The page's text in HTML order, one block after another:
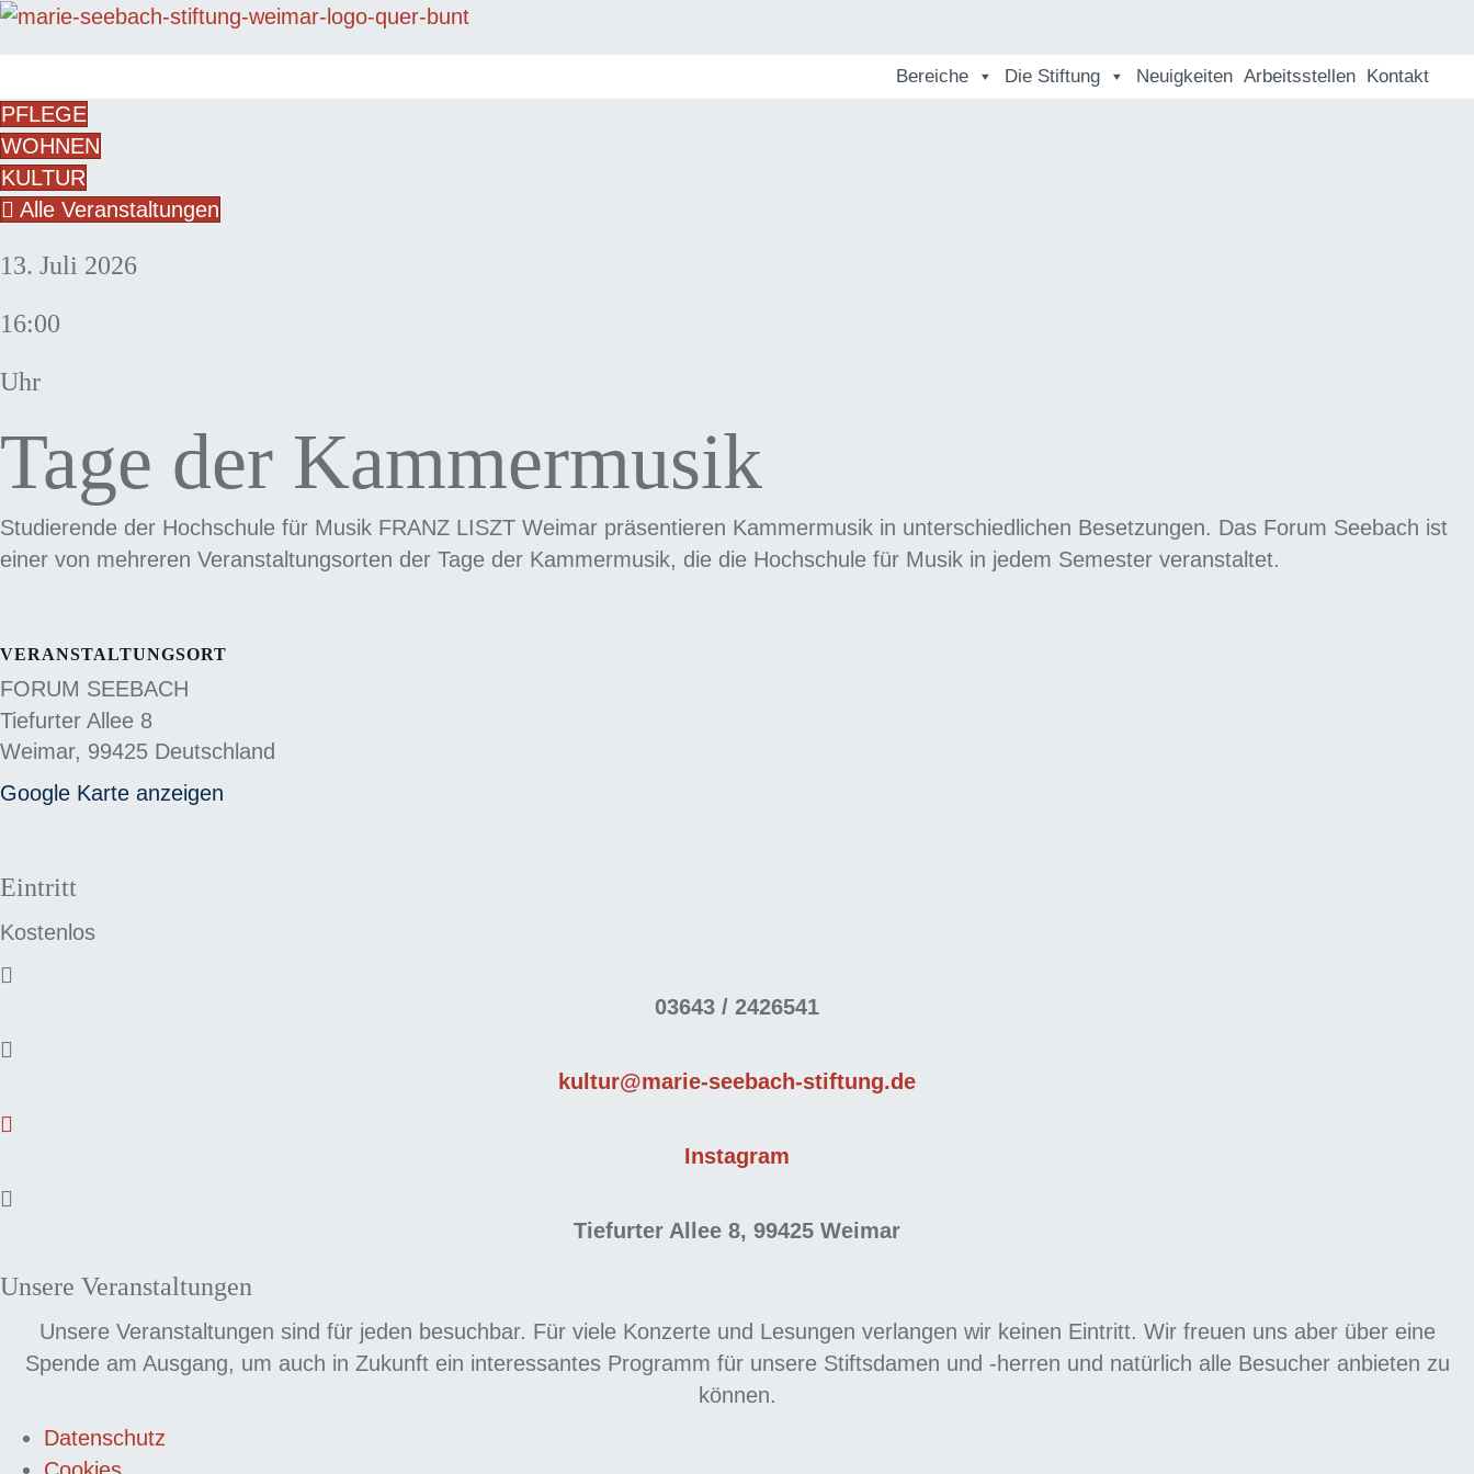
Bereiche Die Stiftung Neuigkeiten Arbeitsstellen Kontakt
PFLEGE
WOHNEN
KULTUR
Alle Veranstaltungen
13. Juli 2026
16:00
Uhr
Tage der Kammermusik
Studierende der Hochschule für Musik FRANZ LISZT Weimar präsentieren Kammermusik in unterschiedlichen Besetzungen. Das Forum Seebach ist
einer von mehreren Veranstaltungsorten der Tage der Kammermusik, die die Hochschule für Musik in jedem Semester veranstaltet.
VERANSTALTUNGSORT
FORUM SEEBACH
Tiefurter Allee 8
Weimar, 99425 Deutschland
Google Karte anzeigen
Eintritt
Kostenlos
03643 / 2426541
kultur@marie-seebach-stiftung.de
Instagram
Tiefurter Allee 8, 99425 Weimar
Unsere Veranstaltungen
Unsere Veranstaltungen sind für jeden besuchbar. Für viele Konzerte und Lesungen verlangen wir keinen Eintritt. Wir freuen uns aber über eine
Spende am Ausgang, um auch in Zukunft ein interessantes Programm für unsere Stiftsdamen und -herren und natürlich alle Besucher anbieten zu
können.
Datenschutz